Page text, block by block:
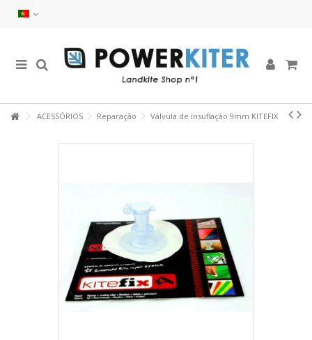
ACESSÓRIOS Reparação Válvula de insuflação 9mm KITEFIX